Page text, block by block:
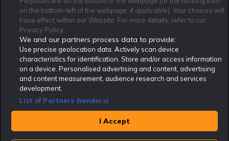
Spela ansvarsfullt. Åldersgränsen för spel är 18+ Har ditt spelande blivit ett
problem? Kontakta stödlinjen på 020-81 91 00. Odds kan ändras. Alla odds var
korrekta vid den tidpunkt de publicerades. Spel utan konto innebär att man
använder e-legitimation för registrering. Delar av innehållet på sajten är
kommersiellt innehåll.
on the bottom-left of the webpage, if applicable]. Your choices will
have effect within our Website. For more details, refer to our
Privacy Policy.
We and our partners process data to provide:
Use precise geolocation data. Actively scan device
characteristics for identification. Store and/or access information
on a device. Personalised advertising and content, advertising
and content measurement, audience research and services
development.
List of Partners (vendors)
I Accept